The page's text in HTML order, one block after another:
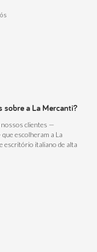
sobre a La Mercanti?
nossos clientes —
escolheram a La
escritório italiano de alta